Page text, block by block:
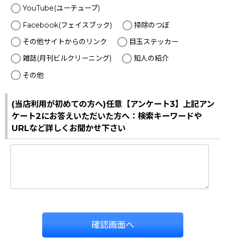
YouTube(ユーチューブ)
Facebook(フェイスブック)
掃除のつぼ
その他サイトからのリンク
目玉ステッカー
雑誌(月刊ビルクリーニング)
知人の紹介
その他
(当店利用が初めての方へ)任意【アンケート3】上記アン
ケート2にお答えいただいた方へ：検索キーワードや
URLなど詳しくお聞かせ下さい
確認画面へ